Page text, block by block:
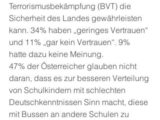
Terrorismusbekämpfung (BVT) die
Sicherheit des Landes gewährleisten
kann. 34% haben „geringes Vertrauen“
und 11% „gar kein Vertrauen“. 9%
hatte dazu keine Meinung.
47% der Österreicher glauben nicht
daran, dass es zur besseren Verteilung
von Schulkindern mit schlechten
Deutschkenntnissen Sinn macht, diese
mit Bussen an andere Schulen zu